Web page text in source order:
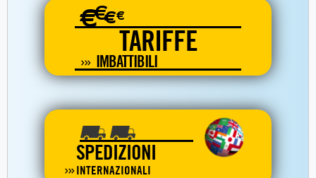
€€€€
TARIFFE
IMBATTIBILI
SPEDIZIONI
INTERNAZIONALI